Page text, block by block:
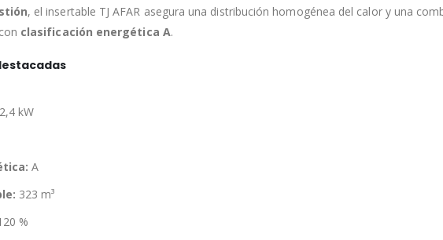
, el insertable TJ AFAR asegura una distribución homogénea del calor y una
clasificación energética A.
kW
A
323 m³
%